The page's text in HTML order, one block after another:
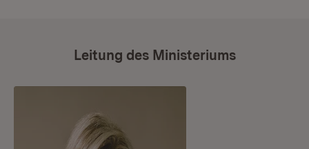
Leitung des Ministeriums